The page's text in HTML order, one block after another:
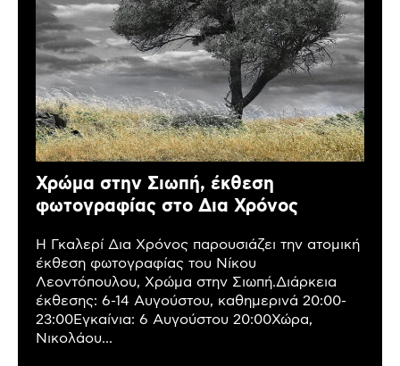
Χρώμα στην Σιωπή, έκθεση
φωτογραφίας στο Δια Χρόνος
Η Γκαλερί Δια Χρόνος παρουσιάζει την ατομική
έκθεση φωτογραφίας του Νίκου
Λεοντόπουλου, Χρώμα στην Σιωπή.Διάρκεια
έκθεσης: 6-14 Αυγούστου, καθημερινά 20:00-
23:00Εγκαίνια: 6 Αυγούστου 20:00Χώρα,
Νικολάου...